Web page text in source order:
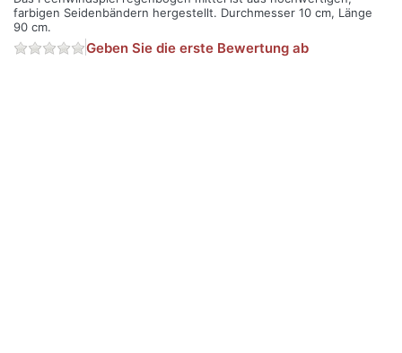
farbigen Seidenbändern hergestellt. Durchmesser 10 cm, Länge
90 cm.
Geben Sie die erste Bewertung ab